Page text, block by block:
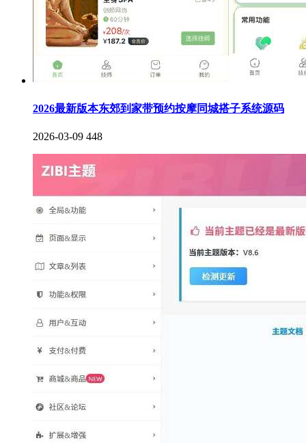
2026最新版本东郊到家带预约按摩同城搭子系统源码
2026-03-09 448